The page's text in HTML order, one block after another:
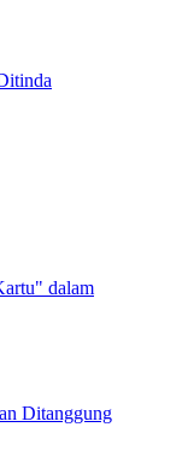
dalam
Ditanggung